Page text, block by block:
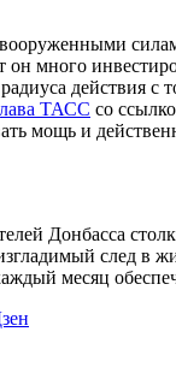
он много
действия
ТАСС со
мощь и
Донбасса
след
месяц